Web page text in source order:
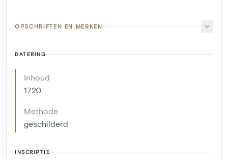
OPSCHRIFTEN EN MERKEN
DATERING
Inhoud
1720
Methode
geschilderd
INSCRIPTIE